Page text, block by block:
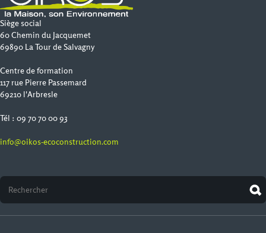
Siège social
60 Chemin du Jacquemet
69890 La Tour de Salvagny
Centre de formation
117 rue Pierre Passemard
69210 l'Arbresle
Tél : 09 70 70 00 93
info@oikos-ecoconstruction.com